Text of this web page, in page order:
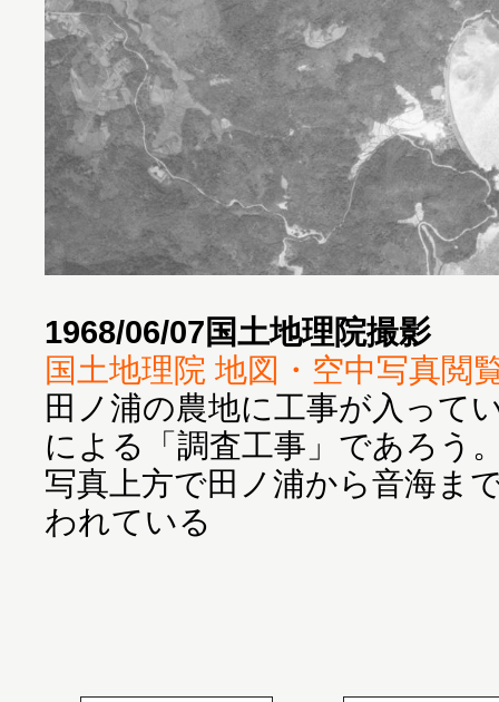
1968/06/07国土地理院撮影
国土地理院 地図・空中写真閲
田ノ浦の農地に工事が入って
による「調査工事」であろう
写真上方で田ノ浦から音海ま
われている